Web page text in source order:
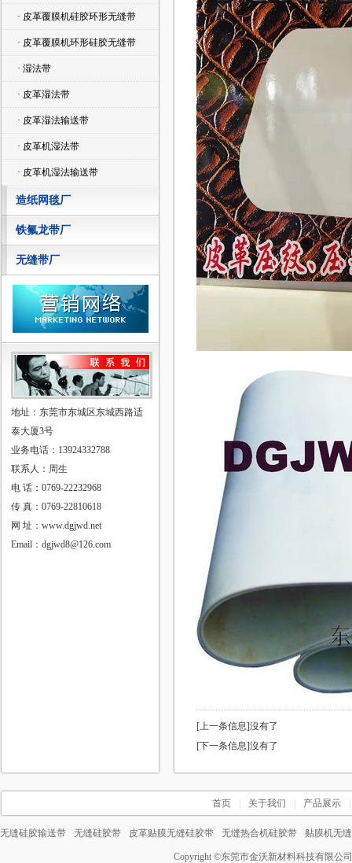
· 皮革覆膜机硅胶环形无缝带
· 皮革覆膜机环形硅胶无缝带
· 湿法带
· 皮革湿法带
· 皮革湿法输送带
· 皮革机湿法带
· 皮革机湿法输送带
造纸网毯厂
铁氟龙带厂
无缝带厂
地址：东莞市东城区东城西路适
泰大厦3号
业务电话：13924332788
联系人：周生
电 话：0769-22232968
传 真：0769-22810618
网 址：www.dgjwd.net
Email：dgjwd8@126.com
[上一条信息]沒有了
[下一条信息]沒有了
首页 关于我们 产品展示
无缝硅胶输送带 无缝硅胶带 皮革贴膜无缝硅胶带 无缝热合机硅胶带 贴膜机无
Copyright ©东莞市金沃新材料科技有限公司